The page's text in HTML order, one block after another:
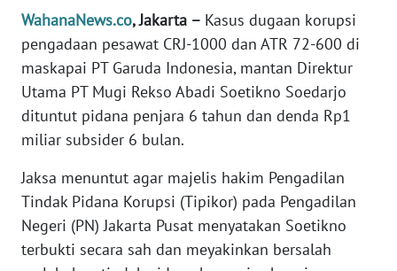
WahanaNews.co, Jakarta – Kasus dugaan korupsi
pengadaan pesawat CRJ-1000 dan ATR 72-600 di
maskapai PT Garuda Indonesia, mantan Direktur
Utama PT Mugi Rekso Abadi Soetikno Soedarjo
dituntut pidana penjara 6 tahun dan denda Rp1
miliar subsider 6 bulan.
Jaksa menuntut agar majelis hakim Pengadilan
Tindak Pidana Korupsi (Tipikor) pada Pengadilan
Negeri (PN) Jakarta Pusat menyatakan Soetikno
terbukti secara sah dan meyakinkan bersalah
Informasi
INDEKS
BERITA
KONTAK
KAMI
IKLAN